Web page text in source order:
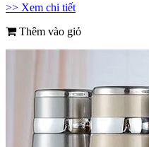
>> Xem chi tiết
Thêm vào giỏ